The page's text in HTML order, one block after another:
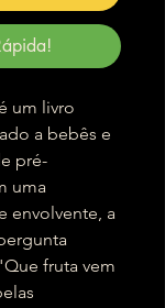
um livro
a bebês e
pré-
uma
envolvente, a
fruta vem